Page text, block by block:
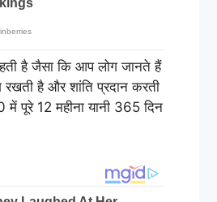
है जैसा कि आप लोग जानते हैं
है और शांति प्रदान करती
पूरे 12 महीना यानी 365 दिन